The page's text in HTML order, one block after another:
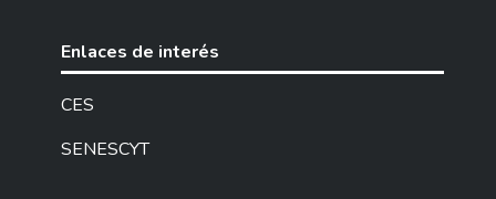
Enlaces de interés
CES
SENESCYT